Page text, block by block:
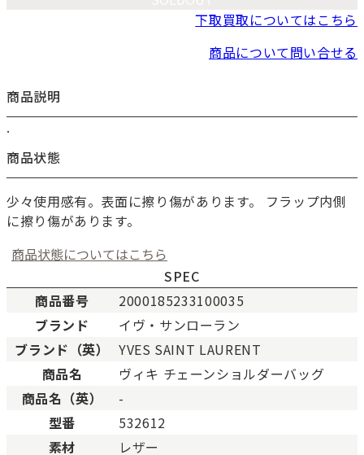
下取買取についてはこちら
商品について問い合せる
商品説明
.
商品状態
少々使用感有。表面に擦り傷があります。 フラップ内側
に擦り傷があります。
商品状態についてはこちら
未使用
展示品などの未使用品。
SAランク
未使用同様品。数回使用
ABランク
Bランク
SPEC
商品番号
2000185233100035
ブランド
イヴ・サンローラン
ブランド（英）
YVES SAINT LAURENT
商品名
ヴィキ チェーンショルダーバッグ
商品名（英）
-
型番
532612
素材
レザー